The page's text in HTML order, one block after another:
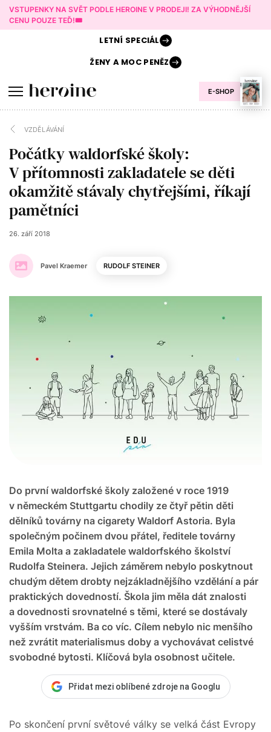
VSTUPENKY NA SVĚT PODLE HEROINE V PRODEJI! ZA VÝHODNĚJŠÍ
CENU POUZE TEĎ!🎟️
E-SHOP
LETNÍ SPECIÁL
ŽENY AMOC PENĚZ
VZDĚLÁVÁNÍ
Počátky waldorfské školy:
V přítomnosti zakladatele se děti
okamžitě stávaly chytřejšími, říkají
pamětníci
Pavel Kraemer
26. září 2018
RUDOLF STEINER
Do první waldorfské školy založené v roce 1919
v německém Stuttgartu chodily ze čtyř pětin děti
dělníků továrny na cigarety Waldorf Astoria. Byla
společným počinem dvou přátel, ředitele továrny
Emila Molta a zakladatele waldorfského školství
Rudolfa Steinera. Jejich záměrem nebylo poskytnout
chudým dětem drobty nejzákladnějšího vzdělání a pár
praktických dovedností. Škola jim měla dát znalosti
a dovednosti srovnatelné s těmi, které se dostávaly
vyšším vrstvám. Ba co víc. Cílem nebylo nic menšího
než zvrátit materialismus doby a vychovávat celistvé
svobodné bytosti. Klíčová byla osobnost učitele.
Přidat mezi oblíbené zdroje na Googlu
Po skončení první světové války se velká část Evropy